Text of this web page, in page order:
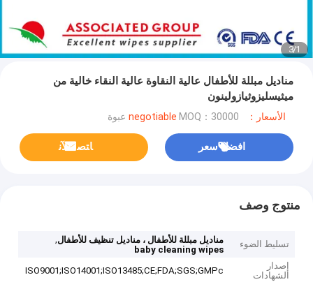
1
/
3
مناديل مبللة للأطفال عالية النقاوة عالية النقاء خالية من
ميثيسليزوثيازولينون
الأسعار：negotiable MOQ：30000 عبوة
افضل سعر ﺎﺘﺼﻟ ﺍﻶﻧ
منتوج وصف
تسليط الضوء مناديل مبللة للأطفال ، مناديل تنظيف للأطفال,
baby cleaning wipes
إصدار
الشهادات
ISO9001;ISO14001;ISO13485;CE;FDA;SGS;GMPc